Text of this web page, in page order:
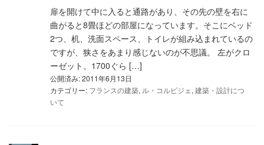
扉を開けて中に入ると通路があり、その先の壁を右に
曲がると8畳ほどの部屋になっています。そこにベッド
2つ、机、洗面スペース、トイレが組み込まれているの
ですが、狭さをあまり感じないのが不思議。 左がクロ
ーゼット。1700ぐら […]
公開済み: 2011年6月13日
カテゴリー: フランスの建築, ル・コルビジェ, 建築・設計につ
いて